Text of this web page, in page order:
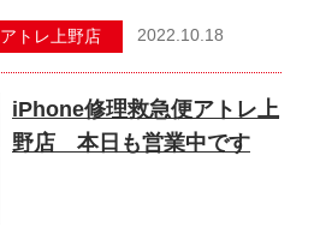
アトレ上野店 2022.10.18
iPhone修理救急便アトレ上
野店 本日も営業中です